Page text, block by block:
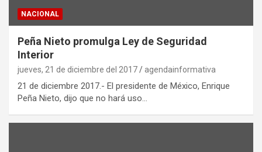
NACIONAL
Peña Nieto promulga Ley de Seguridad
Interior
jueves, 21 de diciembre del 2017 agendainformativa
21 de diciembre 2017.- El presidente de México, Enrique
Peña Nieto, dijo que no hará uso…